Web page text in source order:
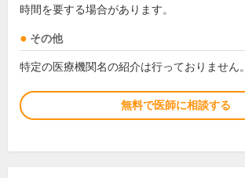
時間を要する場合があります。
その他
特定の医療機関名の紹介は行っておりません。
無料で医師に相談する